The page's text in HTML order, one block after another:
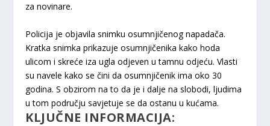
za novinare.
Policija je objavila snimku osumnjičenog napadača.
Kratka snimka prikazuje osumnjičenika kako hoda
ulicom i skreće iza ugla odjeven u tamnu odjeću. Vlasti
su navele kako se čini da osumnjičenik ima oko 30
godina. S obzirom na to da je i dalje na slobodi, ljudima
u tom području savjetuje se da ostanu u kućama.
KLJUČNE INFORMACIJA: